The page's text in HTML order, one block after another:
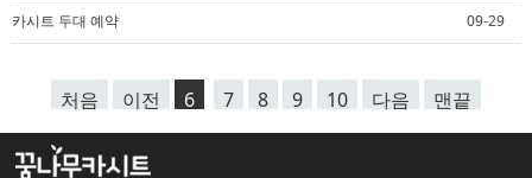
카시트 두대 예약 09-29
처음 이전 6 7 8 9 10 다음 맨끝